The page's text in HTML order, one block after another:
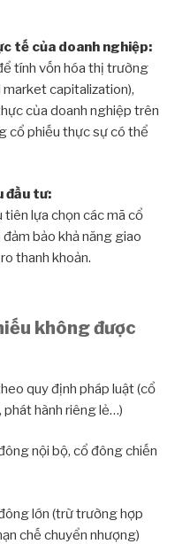
tế của doanh nghiệp:
tính vốn hóa thị trường
capitalization),
của doanh nghiệp trên
cổ phiếu thực sự có thể
đầu tư:
tiên lựa chọn các mã cổ
bảo khả năng giao
thanh khoản.
không được
quy định pháp luật (cổ
phát hành riêng lẻ…)
nội bộ, cổ đông chiến
lớn (trừ trường hợp
chế chuyển nhượng)